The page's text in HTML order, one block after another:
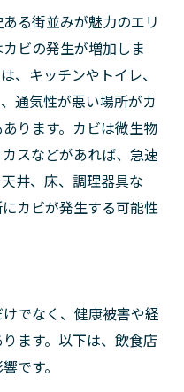
る街並みが魅力のエリ
ビの発生が増加しま
、キッチンやトイレ、
通気性が悪い場所がカ
ります。カビは微生物
スなどがあれば、急速
井、床、調理器具な
カビが発生する可能性
でなく、健康被害や経
ます。以下は、飲食店
です。